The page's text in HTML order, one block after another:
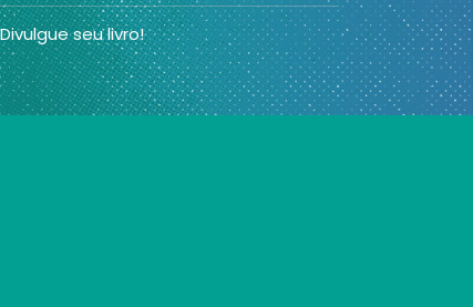
Divulgue seu livro!